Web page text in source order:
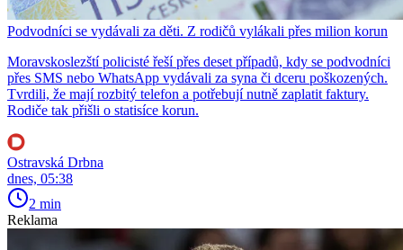
Podvodníci se vydávali za děti. Z rodičů vylákali přes milion korun
Moravskoslezští policisté řeší přes deset případů, kdy se podvodníci
přes SMS nebo WhatsApp vydávali za syna či dceru poškozených.
Tvrdili, že mají rozbitý telefon a potřebují nutně zaplatit faktury.
Rodiče tak přišli o statisíce korun.
Ostravská Drbna
dnes, 05:38
2 min
Reklama